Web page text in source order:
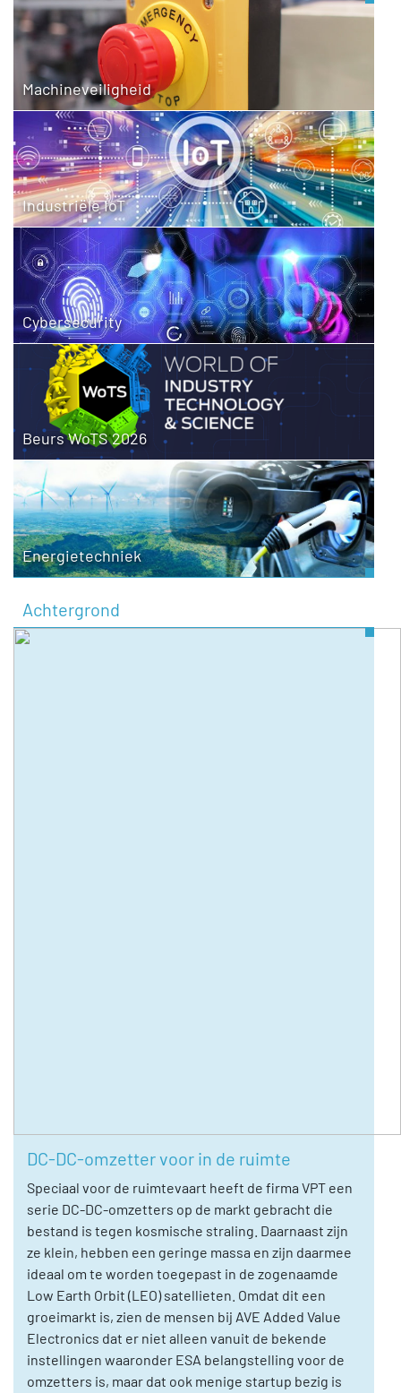
Machineveiligheid
Industriële IoT
Cybersecurity
Beurs WoTS 2026
Energietechniek
Achtergrond
DC-DC-omzetter voor in de ruimte
Speciaal voor de ruimtevaart heeft de firma VPT een
serie DC-DC-omzetters op de markt gebracht die
bestand is tegen kosmische straling. Daarnaast zijn
ze klein, hebben een geringe massa en zijn daarmee
ideaal om te worden toegepast in de zogenaamde
Low Earth Orbit (LEO) satellieten. Omdat dit een
groeimarkt is, zien de mensen bij AVE Added Value
Electronics dat er niet alleen vanuit de bekende
instellingen waaronder ESA belangstelling voor de
omzetters is, maar dat ook menige startup bezig is